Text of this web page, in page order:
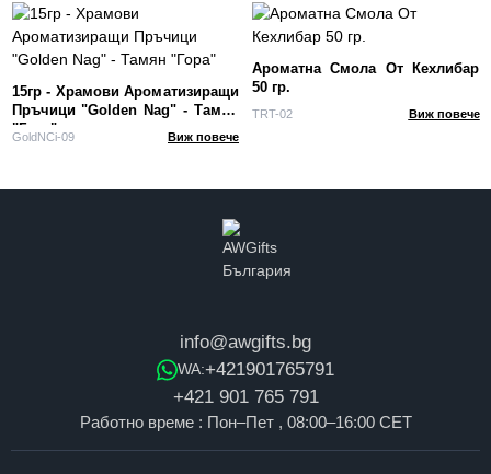
15гр - Храмови Ароматизиращи
Пръчици "Golden Nag" - Тамян
"Гора"
GoldNCi-09 Виж повече
Ароматна Смола От Кехлибар
50 гр.
TRT-02 Виж повече
info@awgifts.bg
WA:+421901765791
+421 901 765 791
Работно време : Пон–Пет , 08:00–16:00 CET